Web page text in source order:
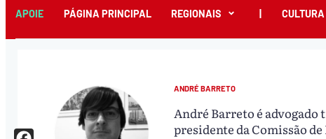
APOIE PÁGINA PRINCIPAL REGIONAIS CULTURA
ANDRÉ BARRETO
André Barreto é advogado
presidente da Comissão